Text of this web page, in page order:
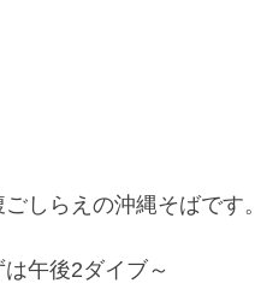
しらえの沖縄そばです。
午後2ダイブ～